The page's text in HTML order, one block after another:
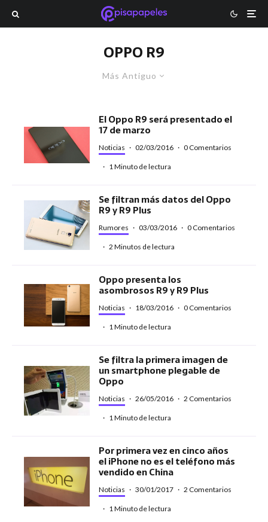
OPPO R9
Más Antiguo
El Oppo R9 será presentado el
17 de marzo
Noticias · 02/03/2016 · 0 Comentarios
· 1 Minuto de lectura
Se filtran más datos del Oppo
R9 y R9 Plus
Rumores · 03/03/2016 · 0 Comentarios
· 2 Minutos de lectura
Oppo presenta los
asombrosos R9 y R9 Plus
Noticias · 18/03/2016 · 0 Comentarios
· 1 Minuto de lectura
Se filtra la primera imagen de
un smartphone plegable de
Oppo
Noticias · 26/05/2016 · 2 Comentarios
· 1 Minuto de lectura
Por primera vez en cinco años
el iPhone no es el teléfono más
vendido en China
Noticias · 30/01/2017 · 2 Comentarios
· 1 Minuto de lectura